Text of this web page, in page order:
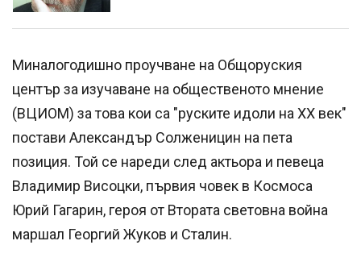
Миналогодишно проучване на Общоруския
център за изучаване на общественото мнение
(ВЦИОМ) за това кои са "руските идоли на ХХ век"
постави Александър Солженицин на пета
позиция. Той се нареди след актьора и певеца
Владимир Висоцки, първия човек в Космоса
Юрий Гагарин, героя от Втората световна война
маршал Георгий Жуков и Сталин.